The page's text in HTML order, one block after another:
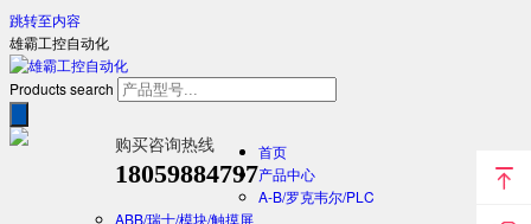
跳转至内容
雄霸工控自动化
Products search
购买咨询热线
18059884797
首页
产品中心
A-B/罗克韦尔/PLC
ABB/瑞士/模块/触摸屏